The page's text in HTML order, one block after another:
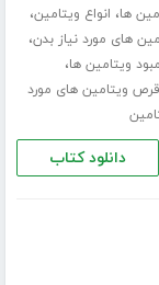
ها، انواع ویتامین،
های مورد نیاز بدن،
ویتامین ها،
قرص ویتامین های مورد
دانلود کتاب